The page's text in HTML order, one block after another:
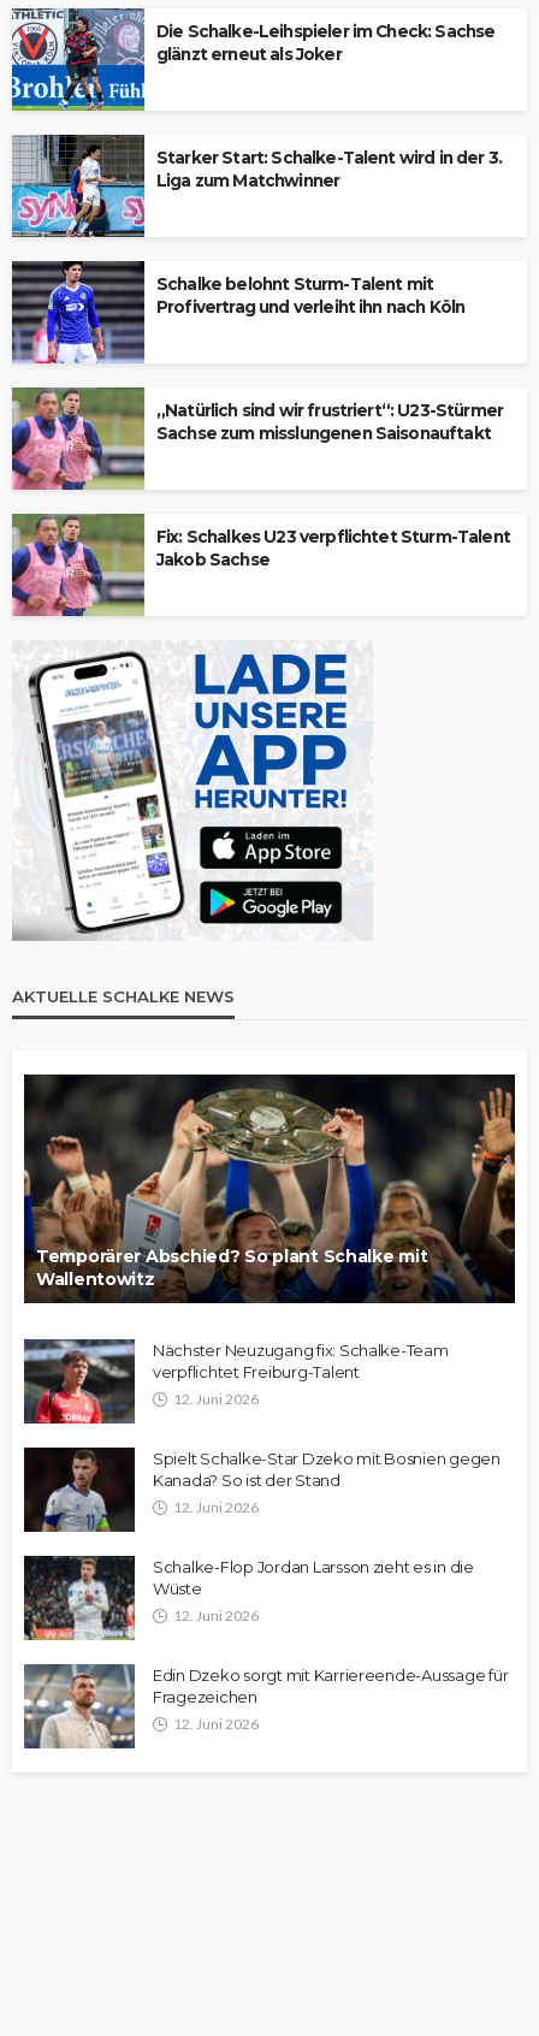
Die Schalke-Leihspieler im Check: Sachse
glänzt erneut als Joker
Starker Start: Schalke-Talent wird in der 3.
Liga zum Matchwinner
Schalke belohnt Sturm-Talent mit
Profivertrag und verleiht ihn nach Köln
„Natürlich sind wir frustriert“: U23-Stürmer
Sachse zum misslungenen Saisonauftakt
Fix: Schalkes U23 verpflichtet Sturm-Talent
Jakob Sachse
AKTUELLE SCHALKE NEWS
Temporärer Abschied? So plant Schalke mit
Wallentowitz
Nächster Neuzugang fix: Schalke-Team
verpflichtet Freiburg-Talent
12. Juni 2026
Spielt Schalke-Star Dzeko mit Bosnien gegen
Kanada? So ist der Stand
12. Juni 2026
Schalke-Flop Jordan Larsson zieht es in die
Wüste
12. Juni 2026
Edin Dzeko sorgt mit Karriereende-Aussage für
Fragezeichen
12. Juni 2026